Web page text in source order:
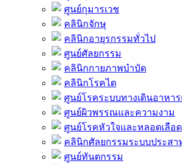
ศูนย์กุมารเวช
คลินิกจักษุ
คลินิกอายุรกรรมทั่วไป
ศูนย์ศัลยกรรม
คลินิกกายภาพบำบัด
คลินิกโรคไต
ศูนย์โรคระบบทางเดินอาหา
ศูนย์ผิวพรรณและความงาม
ศูนย์โรคหัวใจและหลอดเลือด
คลินิกศัลยกรรมระบบประสา
ศูนย์ทันตกรรม